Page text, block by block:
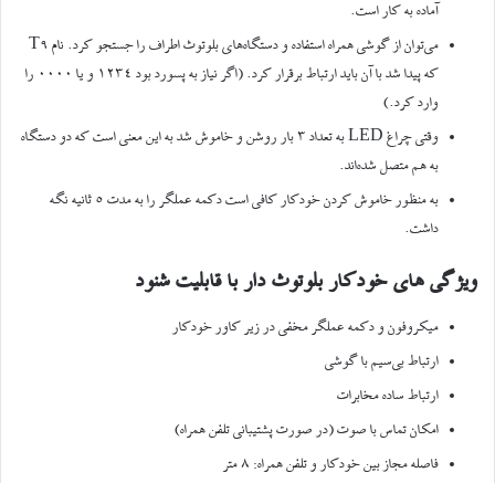
آماده به کار است.
می‌توان از گوشی همراه استفاده و دستگاه‌های بلوتوث اطراف را جستجو کرد. نام T9
که پیدا شد با آن باید ارتباط برقرار کرد. (اگر نیاز به پسورد بود ۱۲۳۴ و یا ۰۰۰۰ را
وارد کرد.)
وقتی چراغ LED به تعداد ۳ بار روشن و خاموش شد به این معنی است که دو دستگاه
به هم متصل شده‌اند.
به منظور خاموش کردن خودکار کافی است دکمه عملگر را به مدت ۵ ثانیه نگه
داشت.
ویژگی های خودکار بلوتوث دار با قابلیت شنود
میکروفون و دکمه عملگر مخفی در زیر کاور خودکار
ارتباط بی‌سیم با گوشی
ارتباط ساده مخابرات
امکان تماس با صوت (در صورت پشتیبانی تلفن همراه)
فاصله مجاز بین خودکار و تلفن همراه: ۸ متر